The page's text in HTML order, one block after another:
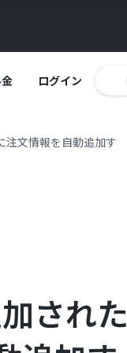
ログイン
文情報を自動追加す
された